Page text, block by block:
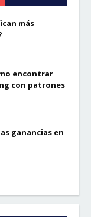
más
encontrar
con patrones
ganancias en